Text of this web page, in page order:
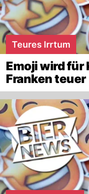
Teures Irrtum
Emoji wird
Franken teuer